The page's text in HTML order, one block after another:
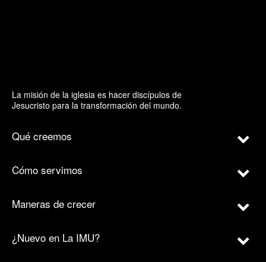
La misión de la iglesia es hacer discípulos de
Jesucristo para la transformación del mundo.
Qué creemos
Cómo servimos
Maneras de crecer
¿Nuevo en La IMU?